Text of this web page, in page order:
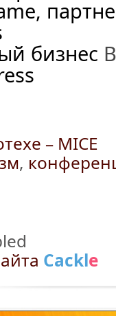
бизнес
– MICE
,
Cackle